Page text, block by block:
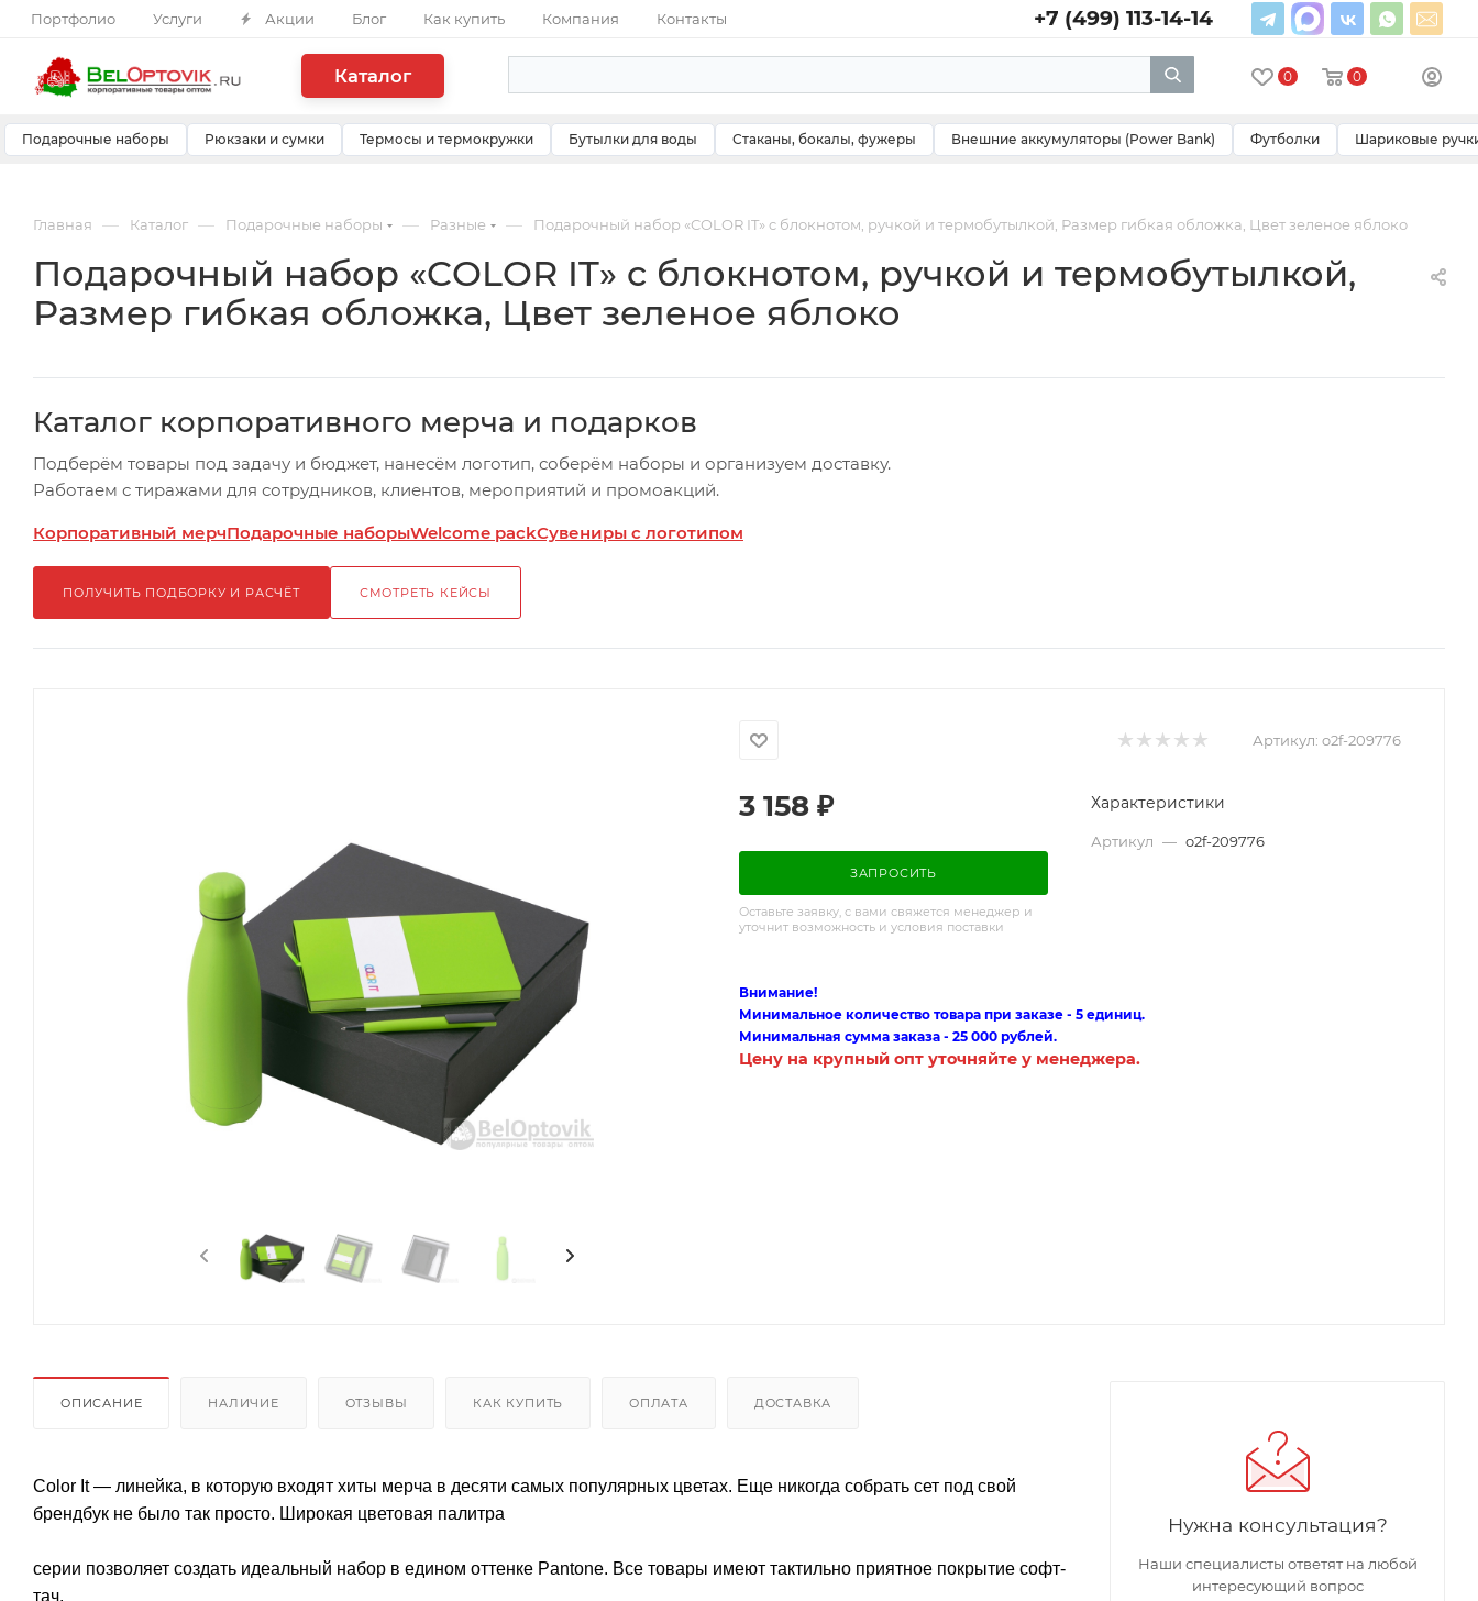
Портфолио Услуги Акции Блог Как купить Компания Контакты +7 (499) 113-14-14
Каталог 0 0
Подарочные наборы Рюкзаки и сумки Термосы и термокружки Бутылки для воды Стаканы, бокалы, фужеры Внешние аккумуляторы (Power Bank) Футболки Шариковые
Главная — Каталог — Подарочные наборы — Разные — Подарочный набор «COLOR IT» c блокнотом, ручкой и термобутылкой, Размер гибкая обложка, Цвет зеленое яблоко
Подарочный набор «COLOR IT» c блокнотом, ручкой и термобутылкой,
Размер гибкая обложка, Цвет зеленое яблоко
Каталог корпоративного мерча и подарков
Подберём товары под задачу и бюджет, нанесём логотип, соберём наборы и организуем доставку.
Работаем с тиражами для сотрудников, клиентов, мероприятий и промоакций.
Корпоративный мерчПодарочные наборыWelcome packСувениры с логотипом
ПОЛУЧИТЬ ПОДБОРКУ И РАСЧЁТ СМОТРЕТЬ КЕЙСЫ
Артикул: o2f-209776
3 158 ₽
ЗАПРОСИТЬ
Оставьте заявку, с вами свяжется менеджер и
уточнит возможность и условия поставки
Характеристики
Артикул — o2f-209776
Внимание!
Минимальное количество товара при заказе - 5 единиц.
Минимальная сумма заказа - 25 000 рублей.
Цену на крупный опт уточняйте у менеджера.
ОПИСАНИЕ НАЛИЧИЕ ОТЗЫВЫ КАК КУПИТЬ ОПЛАТА ДОСТАВКА
Color It — линейка, в которую входят хиты мерча в десяти самых популярных цветах. Еще никогда собрать сет под свой
брендбук не было так просто. Широкая цветовая палитра
серии позволяет создать идеальный набор в едином оттенке Pantone. Все товары имеют тактильно приятное покрытие софт-
тач.
Нужна консультация?
Наши специалисты ответят на любой
интересующий вопрос